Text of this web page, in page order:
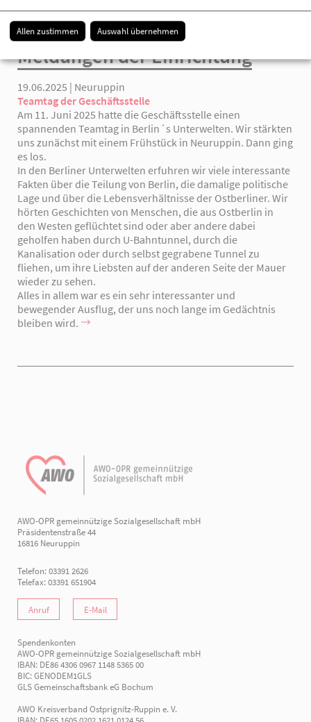
Meldungen der Einrichtung
19.06.2025 | Neuruppin
Teamtag der Geschäftsstelle
Am 11. Juni 2025 hatte die Geschäftsstelle einen
spannenden Teamtag in Berlin´s Unterwelten. Wir stärkten
uns zunächst mit einem Frühstück in Neuruppin. Dann ging
es los.
In den Berliner Unterwelten erfuhren wir viele interessante
Fakten über die Teilung von Berlin, die damalige politische
Lage und über die Lebensverhältnisse der Ostberliner. Wir
hörten Geschichten von Menschen, die aus Ostberlin in
den Westen geflüchtet sind oder aber andere dabei
geholfen haben durch U-Bahntunnel, durch die
Kanalisation oder durch selbst gegrabene Tunnel zu
fliehen, um ihre Liebsten auf der anderen Seite der Mauer
wieder zu sehen.
Alles in allem war es ein sehr interessanter und
bewegender Ausflug, der uns noch lange im Gedächtnis
bleiben wird.
AWO-OPR gemeinnützige Sozialgesellschaft mbH
Präsidentenstraße 44
16816 Neuruppin
Telefon: 03391 2626
Telefax: 03391 651904
Anruf E-Mail
Spendenkonten
AWO-OPR gemeinnützige Sozialgesellschaft mbH
IBAN: DE86 4306 0967 1148 5365 00
BIC: GENODEM1GLS
GLS Gemeinschaftsbank eG Bochum
AWO Kreisverband Ostprignitz-Ruppin e. V.
Allen zustimmen Auswahl übernehmen